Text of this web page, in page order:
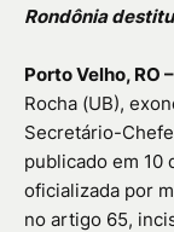
Rondônia
Porto Velho, RO –
Rocha (UB),
Secretário-
publicado em 10
oficializada por
no artigo 65,